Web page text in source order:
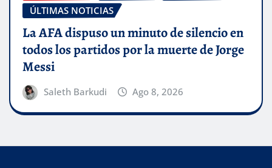
ÚLTIMAS NOTICIAS
La AFA dispuso un minuto de silencio en
todos los partidos por la muerte de Jorge
Messi
Saleth Barkudi Ago 8, 2026